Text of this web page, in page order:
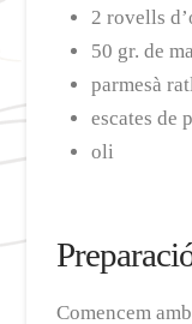
2 rovells
50 gr. de
parmesà
escates de
oli
Comencem